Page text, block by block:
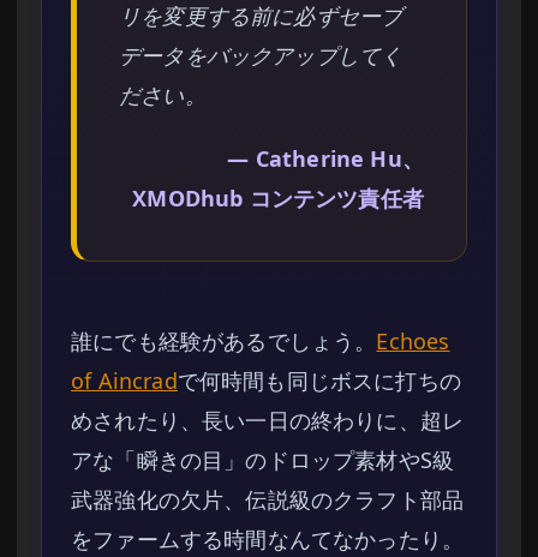
リを変更する前に必ずセーブ
データをバックアップしてく
ださい。
— Catherine Hu、
XMODhub コンテンツ責任者
誰にでも経験があるでしょう。 Echoes
of Aincradで何時間も同じボスに打ちの
めされたり、長い一日の終わりに、超レ
アな「瞬きの目」のドロップ素材やS級
武器強化の欠片、伝説級のクラフト部品
をファームする時間なんてなかったり。